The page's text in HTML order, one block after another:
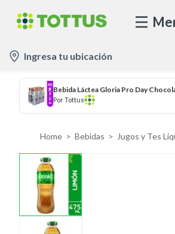
Ingresa tu ubicación
Bebida Láctea Gloria Pro Day
PorTottus
Home Bebidas Jugos y Tes